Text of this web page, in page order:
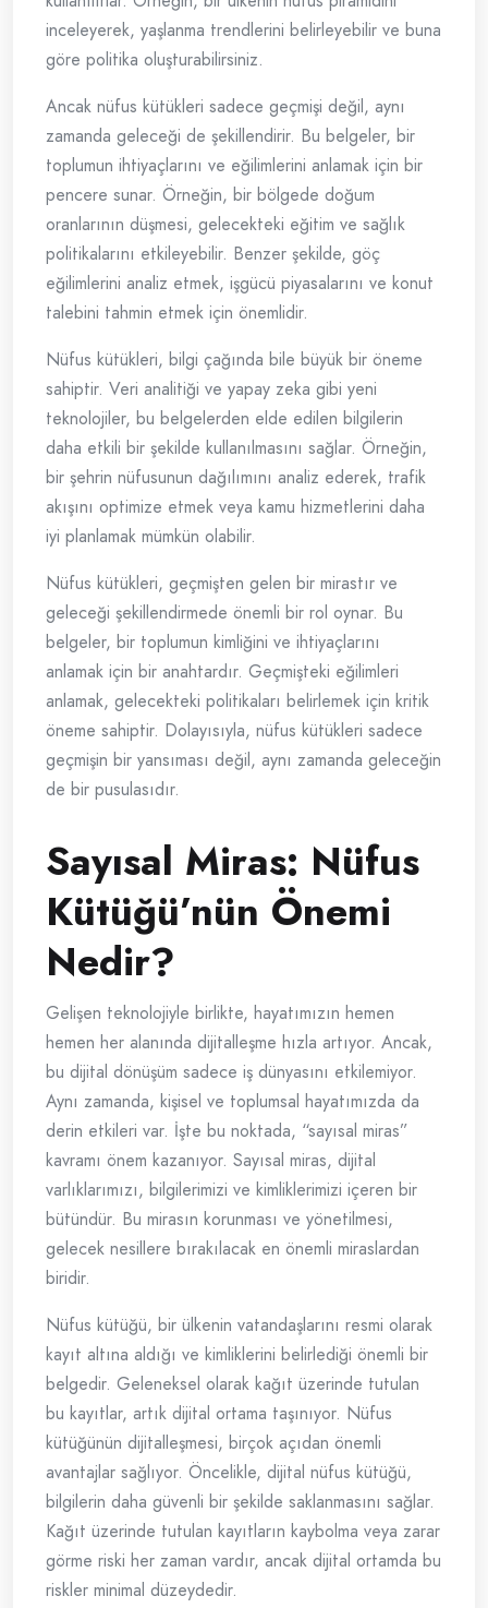
inceleyerek, yaşlanma trendlerini belirleyebilir ve buna
göre politika oluşturabilirsiniz.
Ancak nüfus kütükleri sadece geçmişi değil, aynı
zamanda geleceği de şekillendirir. Bu belgeler, bir
toplumun ihtiyaçlarını ve eğilimlerini anlamak için bir
pencere sunar. Örneğin, bir bölgede doğum
oranlarının düşmesi, gelecekteki eğitim ve sağlık
politikalarını etkileyebilir. Benzer şekilde, göç
eğilimlerini analiz etmek, işgücü piyasalarını ve konut
talebini tahmin etmek için önemlidir.
Nüfus kütükleri, bilgi çağında bile büyük bir öneme
sahiptir. Veri analitiği ve yapay zeka gibi yeni
teknolojiler, bu belgelerden elde edilen bilgilerin
daha etkili bir şekilde kullanılmasını sağlar. Örneğin,
bir şehrin nüfusunun dağılımını analiz ederek, trafik
akışını optimize etmek veya kamu hizmetlerini daha
iyi planlamak mümkün olabilir.
Nüfus kütükleri, geçmişten gelen bir mirastır ve
geleceği şekillendirmede önemli bir rol oynar. Bu
belgeler, bir toplumun kimliğini ve ihtiyaçlarını
anlamak için bir anahtardır. Geçmişteki eğilimleri
anlamak, gelecekteki politikaları belirlemek için kritik
öneme sahiptir. Dolayısıyla, nüfus kütükleri sadece
geçmişin bir yansıması değil, aynı zamanda geleceğin
de bir pusulasıdır.
Sayısal Miras: Nüfus
Kütüğü’nün Önemi
Nedir?
Gelişen teknolojiyle birlikte, hayatımızın hemen
hemen her alanında dijitalleşme hızla artıyor. Ancak,
bu dijital dönüşüm sadece iş dünyasını etkilemiyor.
Aynı zamanda, kişisel ve toplumsal hayatımızda da
derin etkileri var. İşte bu noktada, “sayısal miras”
kavramı önem kazanıyor. Sayısal miras, dijital
varlıklarımızı, bilgilerimizi ve kimliklerimizi içeren bir
bütündür. Bu mirasın korunması ve yönetilmesi,
gelecek nesillere bırakılacak en önemli miraslardan
biridir.
Nüfus kütüğü, bir ülkenin vatandaşlarını resmi olarak
kayıt altına aldığı ve kimliklerini belirlediği önemli bir
belgedir. Geleneksel olarak kağıt üzerinde tutulan
bu kayıtlar, artık dijital ortama taşınıyor. Nüfus
kütüğünün dijitalleşmesi, birçok açıdan önemli
avantajlar sağlıyor. Öncelikle, dijital nüfus kütüğü,
bilgilerin daha güvenli bir şekilde saklanmasını sağlar.
Kağıt üzerinde tutulan kayıtların kaybolma veya zarar
görme riski her zaman vardır, ancak dijital ortamda bu
riskler minimal düzeydedir.